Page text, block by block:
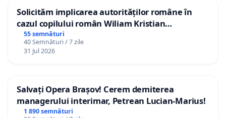
Solicităm implicarea autorităților române în
cazul copilului român Wiliam Kristian
Gheorghe, aflat în plasament în Danemarca de
12 ani
55 semnături
40 Semnături / 7 zile
31 Jul 2026
Salvați Opera Brașov! Cerem demiterea
managerului interimar, Petrean Lucian-Marius!
1 890 semnături